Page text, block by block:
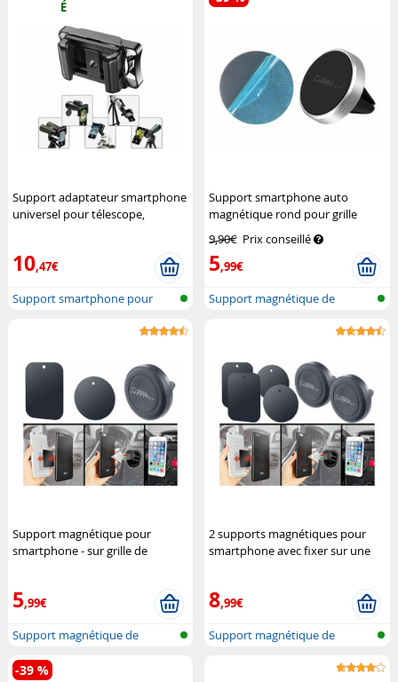
É
Support adaptateur smartphone
universel pour télescope,
10,47€
Support smartphone pour
Support smartphone auto
magnétique rond pour grille
Callstel
9,90€ Prix conseillé
5,99€
Support magnétique de
Support magnétique pour
smartphone - sur grille de
5,99€
Support magnétique de
téléphone pou...
2 supports magnétiques pour
smartphone avec fixer sur une
8,99€
Support magnétique de
-39 %